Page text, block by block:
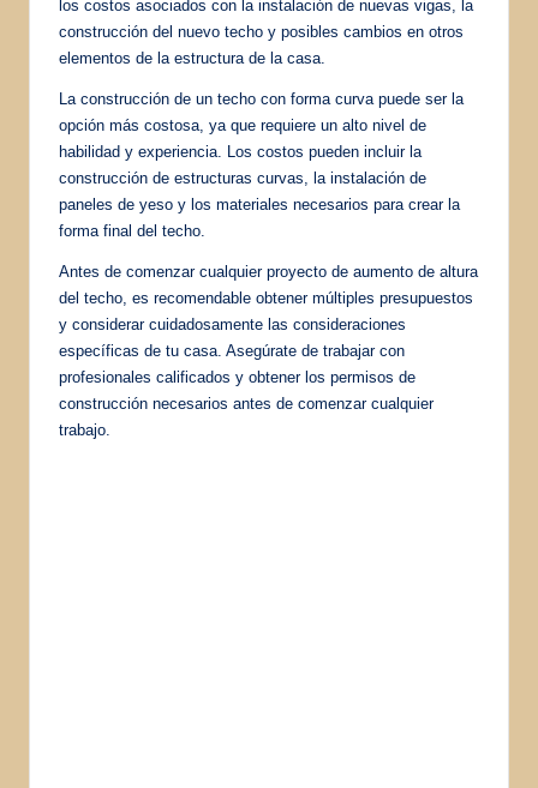
los costos asociados con la instalación de nuevas vigas, la
construcción del nuevo techo y posibles cambios en otros
elementos de la estructura de la casa.
La construcción de un techo con forma curva puede ser la
opción más costosa, ya que requiere un alto nivel de
habilidad y experiencia. Los costos pueden incluir la
construcción de estructuras curvas, la instalación de
paneles de yeso y los materiales necesarios para crear la
forma final del techo.
Antes de comenzar cualquier proyecto de aumento de altura
del techo, es recomendable obtener múltiples presupuestos
y considerar cuidadosamente las consideraciones
específicas de tu casa. Asegúrate de trabajar con
profesionales calificados y obtener los permisos de
construcción necesarios antes de comenzar cualquier
trabajo.